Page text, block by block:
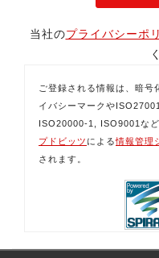
当社のプライバシーポ
ご登録される情報は、暗号
イバシーマークや
ISO20000-1, ISO9001な
プドビッツ による情報管理
されます。